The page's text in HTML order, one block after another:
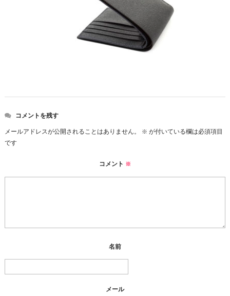
コメントを残す
メールアドレスが公開されることはありません。 ※ が付いている欄は必須項目
です
コメント ※
名前
メール